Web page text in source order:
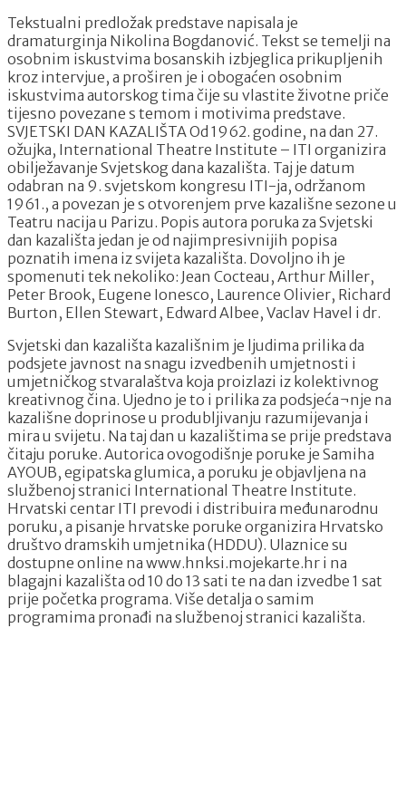
Tekstualni predložak predstave napisala je
dramaturginja Nikolina Bogdanović. Tekst se temelji na
osobnim iskustvima bosanskih izbjeglica prikupljenih
kroz intervjue, a proširen je i obogaćen osobnim
iskustvima autorskog tima čije su vlastite životne priče
tijesno povezane s temom i motivima predstave.
SVJETSKI DAN KAZALIŠTA Od 1962. godine, na dan 27.
ožujka, International Theatre Institute – ITI organizira
obilježavanje Svjetskog dana kazališta. Taj je datum
odabran na 9. svjetskom kongresu ITI-ja, održanom
1961., a povezan je s otvorenjem prve kazališne sezone u
Teatru nacija u Parizu. Popis autora poruka za Svjetski
dan kazališta jedan je od najimpresivnijih popisa
poznatih imena iz svijeta kazališta. Dovoljno ih je
spomenuti tek nekoliko: Jean Cocteau, Arthur Miller,
Peter Brook, Eugene Ionesco, Laurence Olivier, Richard
Burton, Ellen Stewart, Edward Albee, Vaclav Havel i dr.
Svjetski dan kazališta kazališnim je ljudima prilika da
podsjete javnost na snagu izvedbenih umjetnosti i
umjetničkog stvaralaštva koja proizlazi iz kolektivnog
kreativnog čina. Ujedno je to i prilika za podsjeća¬nje na
kazališne doprinose u produbljivanju razumijevanja i
mira u svijetu. Na taj dan u kazalištima se prije predstava
čitaju poruke. Autorica ovogodišnje poruke je Samiha
AYOUB, egipatska glumica, a poruku je objavljena na
službenoj stranici International Theatre Institute.
Hrvatski centar ITI prevodi i distribuira međunarodnu
poruku, a pisanje hrvatske poruke organizira Hrvatsko
društvo dramskih umjetnika (HDDU). Ulaznice su
dostupne online na www.hnksi.mojekarte.hr i na
blagajni kazališta od 10 do 13 sati te na dan izvedbe 1 sat
prije početka programa. Više detalja o samim
programima pronađi na službenoj stranici kazališta.